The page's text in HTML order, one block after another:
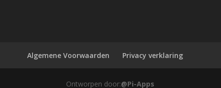
Algemene Voorwaarden Privacy verklaring
Ontworpen door:@Pi-Apps